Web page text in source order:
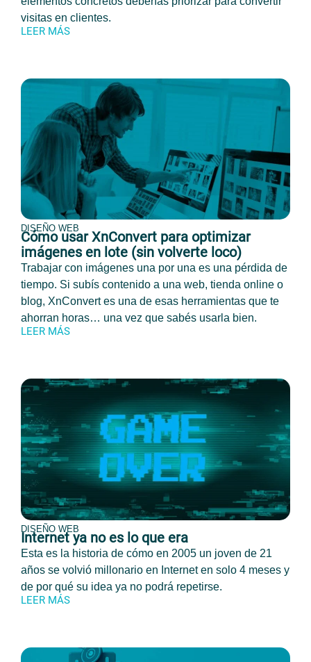
visitas en clientes.
LEER MÁS
DISEÑO WEB
Cómo usar XnConvert para optimizar
imágenes en lote (sin volverte loco)
Trabajar con imágenes una por una es una pérdida de
tiempo. Si subís contenido a una web, tienda online o
blog, XnConvert es una de esas herramientas que te
ahorran horas… una vez que sabés usarla bien.
LEER MÁS
DISEÑO WEB
Internet ya no es lo que era
Esta es la historia de cómo en 2005 un joven de 21
años se volvió millonario en Internet en solo 4 meses y
de por qué su idea ya no podrá repetirse.
LEER MÁS